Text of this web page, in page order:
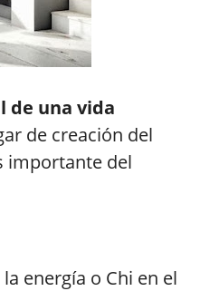
de una vida
de creación del
importante del
energía o Chi en el